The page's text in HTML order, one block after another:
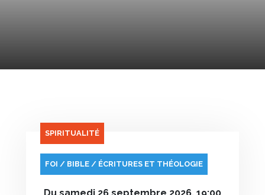
SPIRITUALITÉ
FOI / BIBLE / ÉCRITURES ET THÉOLOGIE